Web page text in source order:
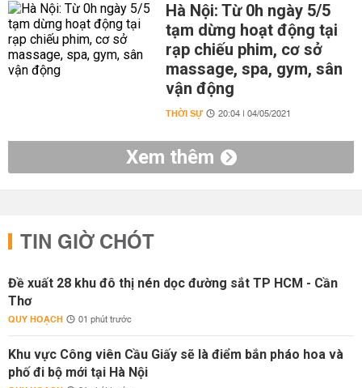
Hà Nội: Từ 0h ngày 5/5
tạm dừng hoạt động tại
rạp chiếu phim, cơ sở
massage, spa, gym, sân
vận động
THỜI SỰ 20:04 | 04/05/2021
Xem thêm
TIN GIỜ CHÓT
Đề xuất 28 khu đô thị nén dọc đường sắt TP HCM - Cần
Thơ
QUY HOẠCH 01 phút trước
Khu vực Công viên Cầu Giấy sẽ là điểm bắn pháo hoa và
phố đi bộ mới tại Hà Nội